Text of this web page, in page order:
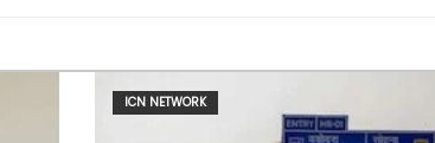
ICN NETWORK